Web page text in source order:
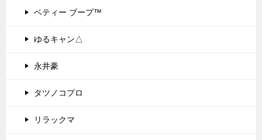
ベティー ブープ™
ゆるキャン△
永井豪
タツノコプロ
リラックマ